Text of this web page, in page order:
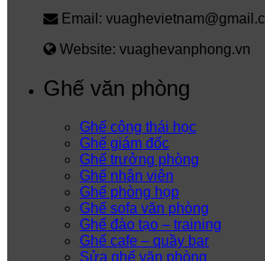
Email:
Website: vuaghevanphong.vn
Ghế văn phòng
Ghế công thái học
Ghế giám đốc
Ghế trưởng phòng
Ghế nhân viên
Ghế phòng họp
Ghế sofa văn phòng
Ghế đào tạo – training
Ghế cafe – quầy bar
Sửa ghế văn phòng